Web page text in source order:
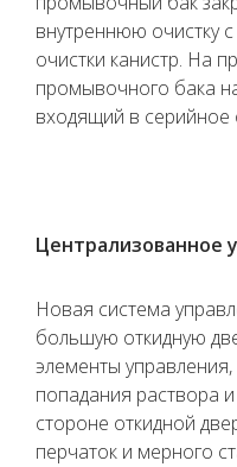
внутреннюю очистку
очистки канистр. На
промывочного бака
входящий в серийное
Централизованное
Новая система
большую откидную
элементы
попадания раствора
стороне откидной
перчаток и мерного